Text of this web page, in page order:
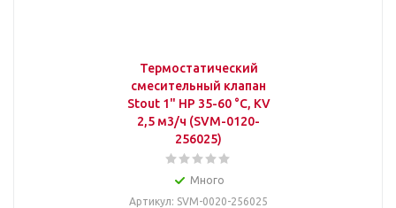
Термостатический
смесительный клапан
Stout 1" НР 35-60 °С, KV
2,5 м3/ч (SVM-0120-
256025)
Много
Артикул: SVM-0020-256025